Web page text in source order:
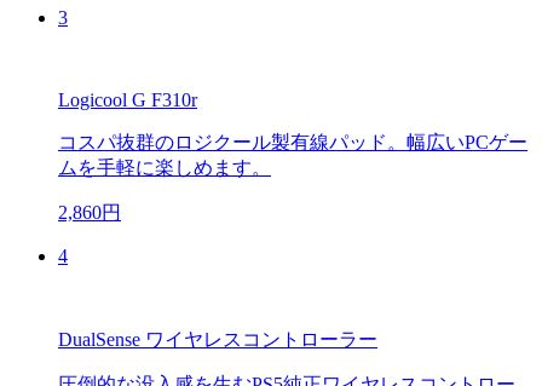
3
Logicool G F310r
コスパ抜群のロジクール製有線パッド。幅広いPCゲー
ムを手軽に楽しめます。
2,860円
4
DualSense ワイヤレスコントローラー